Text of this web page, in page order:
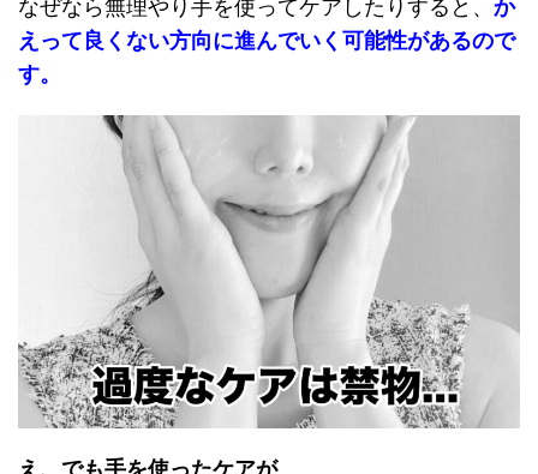
なぜなら無理やり手を使ってケア したりすると、 か
えって良くない方向に進んでいく可能性があるので
す。